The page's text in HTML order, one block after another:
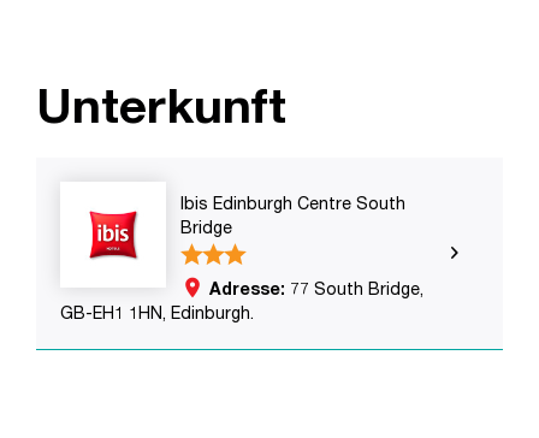
Unterkunft
Ibis Edinburgh Centre South
Bridge
place Adresse: 77 South Bridge,
GB-EH1 1HN, Edinburgh.